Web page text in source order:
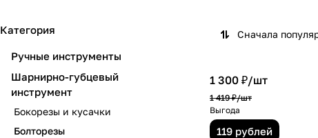
Сначала
1 300 ₽/шт
1 419 ₽/шт
Выгода
119 рублей
Категория
Ручные инструменты
Шарнирно-губцевый
инструмент
Бокорезы и кусачки
Болторезы